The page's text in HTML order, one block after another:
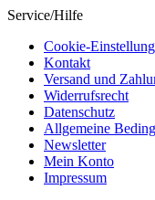
Service/Hilfe
Cookie-
Kontakt
Versand und
Widerrufsrecht
Datenschutz
Allgemeine
Newsletter
Mein Konto
Impressum